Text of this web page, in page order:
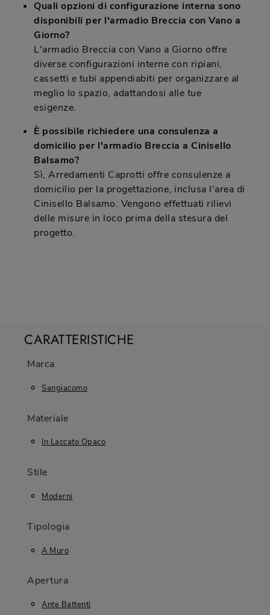
Quali opzioni di configurazione interna sono
disponibili per l'armadio Breccia con Vano a
Giorno?
L'armadio Breccia con Vano a Giorno offre
diverse configurazioni interne con ripiani,
cassetti e tubi appendiabiti per organizzare al
meglio lo spazio, adattandosi alle tue
esigenze.
È possibile richiedere una consulenza a
domicilio per l'armadio Breccia a Cinisello
Balsamo?
Sì, Arredamenti Caprotti offre consulenze a
domicilio per la progettazione, inclusa l'area di
Cinisello Balsamo. Vengono effettuati rilievi
delle misure in loco prima della stesura del
progetto.
CARATTERISTICHE
Marca
Sangiacomo
Materiale
In Laccato Opaco
Stile
Moderni
Tipologia
A Muro
Apertura
Ante Battenti